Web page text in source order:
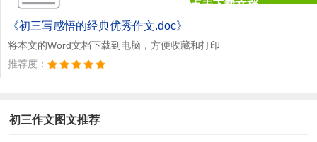
《初三写感悟的经典优秀作文.doc》
将本文的Word文档下载到电脑，方便收藏和打印
推荐度：
点击下载文档
初三作文图文推荐